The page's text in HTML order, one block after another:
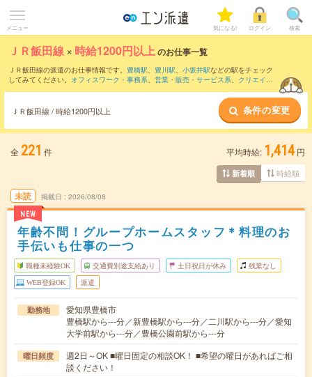
メニュー 気になる! ログイン 検索
ＪＲ飯田線 × 時給1200円以上のお仕事一覧
ＪＲ飯田線の派遣のお仕事情報です。 豊橋駅、 豊川駅、 小坂井駅などの駅をチェック
してみてください。 オフィスワーク・事務系、 営業・販売・サービス系、 クリエイテ
ＪＲ飯田線 / 時給1200円以上 条件の変更
全 221 件 平均時給: 1,414 円
新着順 時給順
未読
NEW
掲載日 2026/08/08
年齢不問！グループホームスタッフ＊料理のお
手伝いも仕事の一つ
職種未経験OK 交通費別途支給あり 土日祝日が休み 残業なし
WEB登録OK 派遣
勤務地
愛知県豊橋市
豊橋駅から---分／新豊橋駅から---分／二川駅から---分／愛知
大学前駅から---分／豊橋公園前駅から---分
曜日頻度
週2日～OK ■曜日固定の相談OK！ ■希望の曜日があればご相
談ください！